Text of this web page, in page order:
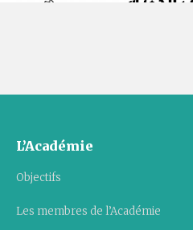
L’Académie
Objectifs
Les membres de l’Académie